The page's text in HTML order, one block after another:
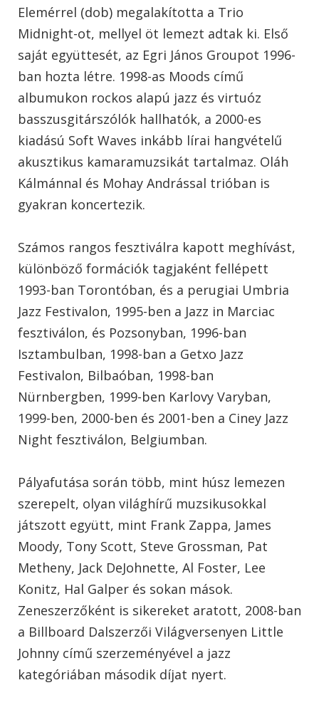
Elemérrel (dob) megalakította a Trio
Midnight-ot, mellyel öt lemezt adtak ki. Első
saját együttesét, az Egri János Groupot 1996-
ban hozta létre. 1998-as Moods című
albumukon rockos alapú jazz és virtuóz
basszusgitárszólók hallhatók, a 2000-es
kiadású Soft Waves inkább lírai hangvételű
akusztikus kamaramuzsikát tartalmaz. Oláh
Kálmánnal és Mohay Andrással trióban is
gyakran koncertezik.
Számos rangos fesztiválra kapott meghívást,
különböző formációk tagjaként fellépett
1993-ban Torontóban, és a perugiai Umbria
Jazz Festivalon, 1995-ben a Jazz in Marciac
fesztiválon, és Pozsonyban, 1996-ban
Isztambulban, 1998-ban a Getxo Jazz
Festivalon, Bilbaóban, 1998-ban
Nürnbergben, 1999-ben Karlovy Varyban,
1999-ben, 2000-ben és 2001-ben a Ciney Jazz
Night fesztiválon, Belgiumban.
Pályafutása során több, mint húsz lemezen
szerepelt, olyan világhírű muzsikusokkal
játszott együtt, mint Frank Zappa, James
Moody, Tony Scott, Steve Grossman, Pat
Metheny, Jack DeJohnette, Al Foster, Lee
Konitz, Hal Galper és sokan mások.
Zeneszerzőként is sikereket aratott, 2008-ban
a Billboard Dalszerzői Világversenyen Little
Johnny című szerzeményével a jazz
kategóriában második díjat nyert.